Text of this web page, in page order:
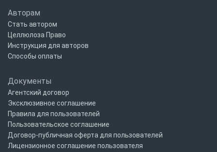
Авторам
Стать автором
Целлюлоза Право
Инструкция для авторов
Способы оплаты
Документы
Агентский договор
Эксклюзивное соглашение
Правила для пользователей
Пользовательское соглашение
Договор-публичная оферта для пользователей
Лицензионное соглашение пользователя